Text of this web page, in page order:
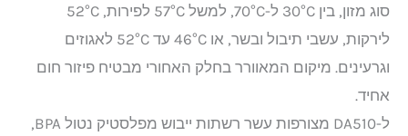
סוג מזון, בין 30°C ל-70°C, למשל 57°C לפירות, 52°C
לירקות, עשבי תיבול ובשר, או 46°C עד 52°C לאגוזים
וגרעינים. מיקום המאוורר בחלק האחורי מבטיח פיזור חום
אחיד.
ל-DA510 מצורפות עשר רשתות ייבוש מפלסטיק נטול BPA,